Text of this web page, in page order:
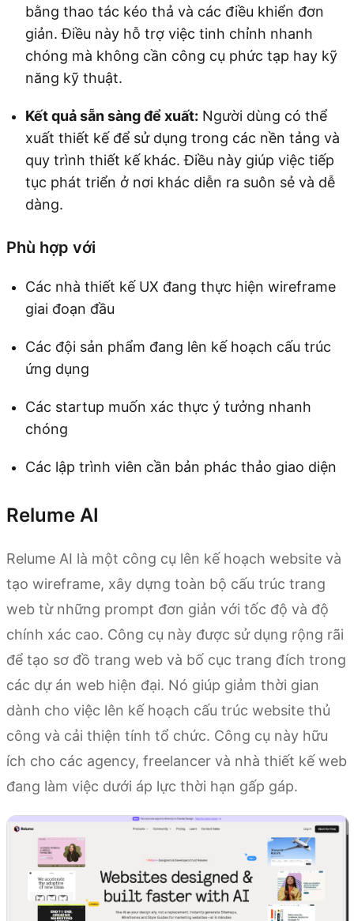
bằng thao tác kéo thả và các điều khiển đơn
giản. Điều này hỗ trợ việc tinh chỉnh nhanh
chóng mà không cần công cụ phức tạp hay kỹ
năng kỹ thuật.
Kết quả sẵn sàng để xuất: Người dùng có thể
xuất thiết kế để sử dụng trong các nền tảng và
quy trình thiết kế khác. Điều này giúp việc tiếp
tục phát triển ở nơi khác diễn ra suôn sẻ và dễ
dàng.
Phù hợp với
Các nhà thiết kế UX đang thực hiện wireframe
giai đoạn đầu
Các đội sản phẩm đang lên kế hoạch cấu trúc
ứng dụng
Các startup muốn xác thực ý tưởng nhanh
chóng
Các lập trình viên cần bản phác thảo giao diện
Relume AI
Relume AI là một công cụ lên kế hoạch website và
tạo wireframe, xây dựng toàn bộ cấu trúc trang
web từ những prompt đơn giản với tốc độ và độ
chính xác cao. Công cụ này được sử dụng rộng rãi
để tạo sơ đồ trang web và bố cục trang đích trong
các dự án web hiện đại. Nó giúp giảm thời gian
dành cho việc lên kế hoạch cấu trúc website thủ
công và cải thiện tính tổ chức. Công cụ này hữu
ích cho các agency, freelancer và nhà thiết kế web
đang làm việc dưới áp lực thời hạn gấp gáp.